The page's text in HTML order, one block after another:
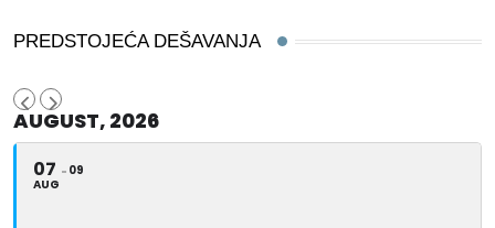
PREDSTOJEĆA DEŠAVANJA
AUGUST, 2026
07
AUG
09